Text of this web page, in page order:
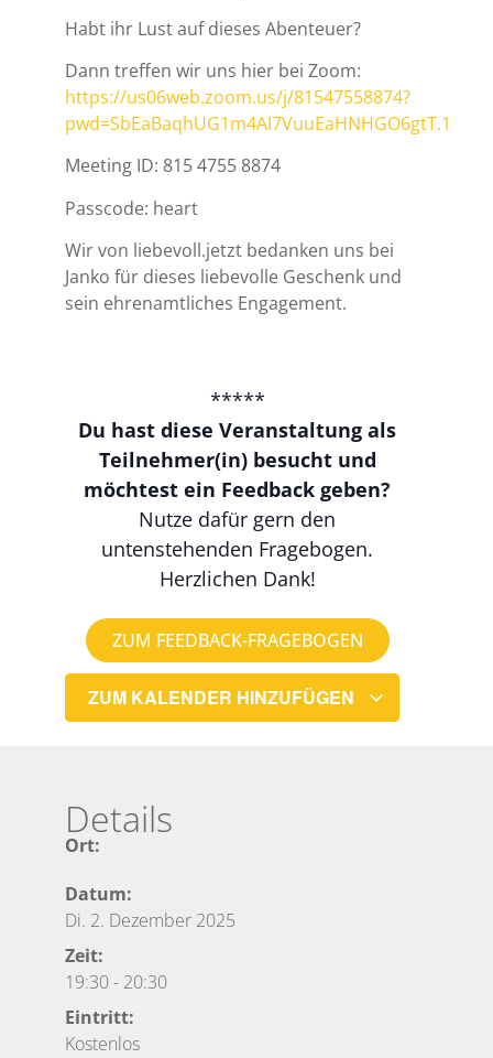
Habt ihr Lust auf dieses Abenteuer?
Dann treffen wir uns hier bei Zoom:
https://us06web.zoom.us/j/81547558874?
pwd=SbEaBaqhUG1m4AI7VuuEaHNHGO6gtT.1
Meeting ID: 815 4755 8874
Passcode: heart
Wir von liebevoll.jetzt bedanken uns bei
Janko für dieses liebevolle Geschenk und
sein ehrenamtliches Engagement.
*****
Du hast diese Veranstaltung als
Teilnehmer(in) besucht und
möchtest ein Feedback geben?
Nutze dafür gern den
untenstehenden Fragebogen.
Herzlichen Dank!
ZUM FEEDBACK-FRAGEBOGEN
ZUM KALENDER HINZUFÜGEN
Details
Ort:
Datum:
Di. 2. Dezember 2025
Zeit:
19:30- 20:30
Eintritt:
Kostenlos